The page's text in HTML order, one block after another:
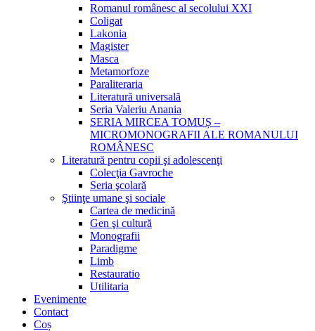
Romanul românesc al secolului XXI
Coligat
Lakonia
Magister
Masca
Metamorfoze
Paraliteraria
Literatură universală
Seria Valeriu Anania
SERIA MIRCEA TOMUȘ –
MICROMONOGRAFII ALE ROMANULUI
ROMÂNESC
Literatură pentru copii şi adolescenţi
Colecţia Gavroche
Seria şcolară
Ştiinţe umane şi sociale
Cartea de medicină
Gen şi cultură
Monografii
Paradigme
Limb
Restauratio
Utilitaria
Evenimente
Contact
Coș